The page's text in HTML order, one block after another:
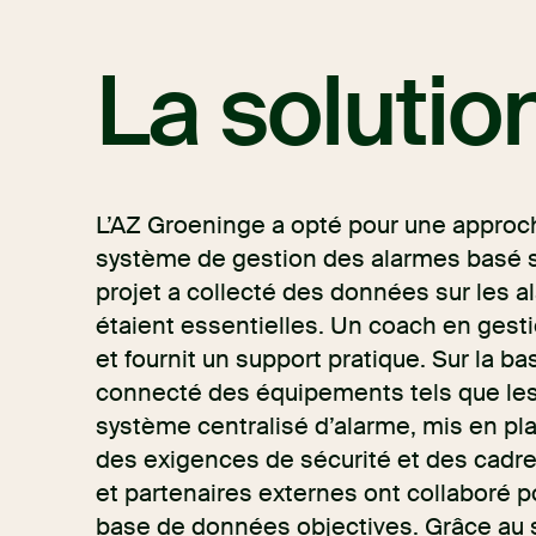
La
L’AZ Groeninge a opté pour une
système de gestion des alarmes basé
projet a collecté des données sur les
étaient essentielles. Un coach en
et fournit un support pratique. Sur la
connecté des équipements tels que
système centralisé d’alarme, mis en
des exigences de sécurité et des
et partenaires externes ont collaboré
base de données objectives. Grâce au